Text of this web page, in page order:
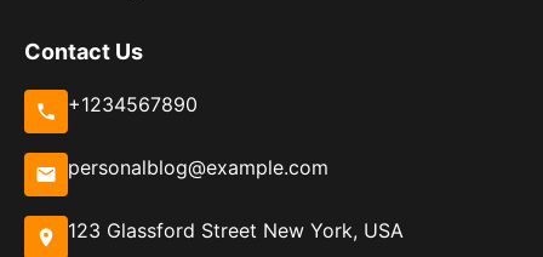
Contact Us
+1234567890
personalblog@example.com
123 Glassford Street New York, USA